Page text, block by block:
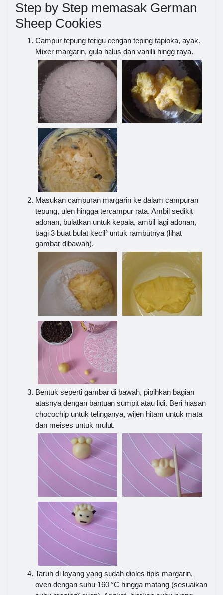
Step by Step memasak German
Sheep Cookies
Campur tepung terigu dengan teping tapioka, ayak.
Mixer margarin, gula halus dan vanilli hingg raya.
Masukan campuran margarin ke dalam campuran
tepung, ulen hingga tercampur rata. Ambil sedikit
adonan, bulatkan untuk kepala, ambil lagi adonan,
bagi 3 buat bulat kecil² untuk rambutnya (lihat
gambar dibawah).
Bentuk seperti gambar di bawah, pipihkan bagian
atasnya dengan bantuan sumpit atau lidi. Beri hiasan
chocochip untuk telinganya, wijen hitam untuk mata
dan meises untuk mulut.
Taruh di loyang yang sudah dioles tipis margarin,
oven dengan suhu 160 °C hingga matang (sesuaikan